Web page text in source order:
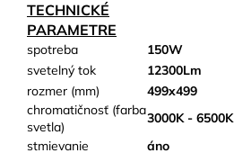
TECHNICKÉ
PARAMETRE
spotreba
150W
svetelný tok
12300Lm
rozmer (mm)
499x499
chromatičnosť (farba
svetla)
3000K - 6500K
stmievanie
áno